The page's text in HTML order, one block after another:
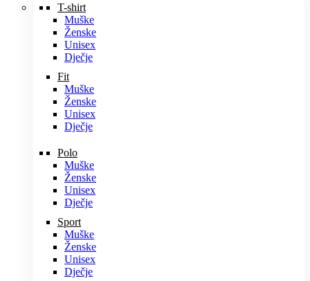
T-shirt
Muške
Ženske
Unisex
Dječje
Fit
Muške
Ženske
Unisex
Dječje
Polo
Muške
Ženske
Unisex
Dječje
Sport
Muške
Ženske
Unisex
Dječje